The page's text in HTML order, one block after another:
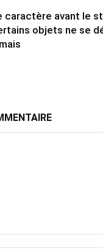
caractère avant le
objets ne se